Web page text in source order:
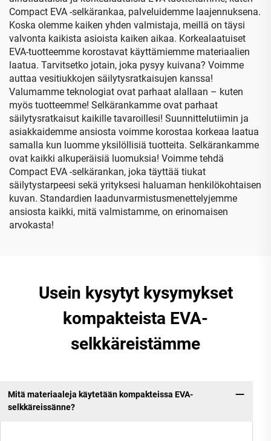
Compact EVA -selkärankaa, palveluidemme laajennuksena.
Koska olemme kaiken yhden valmistaja, meillä on täysi
valvonta kaikista asioista kaiken aikaa. Korkealaatuiset
EVA-tuotteemme korostavat käyttämiemme materiaalien
laatua. Tarvitsetko jotain, joka pysyy kuivana? Voimme
auttaa vesitiukkojen säilytysratkaisujen kanssa!
Valumamme teknologiat ovat parhaat alallaan – kuten
myös tuotteemme! Selkärankamme ovat parhaat
säilytysratkaisut kaikille tavaroillesi! Suunnittelutiimin ja
asiakkaidemme ansiosta voimme korostaa korkeaa laatua
samalla kun luomme yksilöllisiä tuotteita. Selkärankamme
ovat kaikki alkuperäisiä luomuksia! Voimme tehdä
Compact EVA -selkärankan, joka täyttää tiukat
säilytystarpeesi sekä yrityksesi haluaman henkilökohtaisen
kuvan. Standardien laadunvarmistusmenettelyjemme
ansiosta kaikki, mitä valmistamme, on erinomaisen
arvokasta!
Usein kysytyt kysymykset
kompakteista EVA-
selkkäreistämme
Mitä materiaaleja käytetään kompakteissa EVA-
selkkäreissänne?